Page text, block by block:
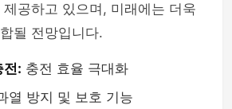
공하고 있으며, 미래에는 더욱
될 전망입니다.
전: 충전 효율 극대화
열 방지 및 보호 기능